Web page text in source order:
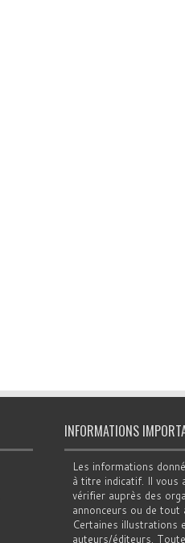
INFORMATIONS
Les informations
à titre indicatif. Il vous
vérifier auprès des
annonceurs ou de tout
Certaines
auteurs/éditeurs.